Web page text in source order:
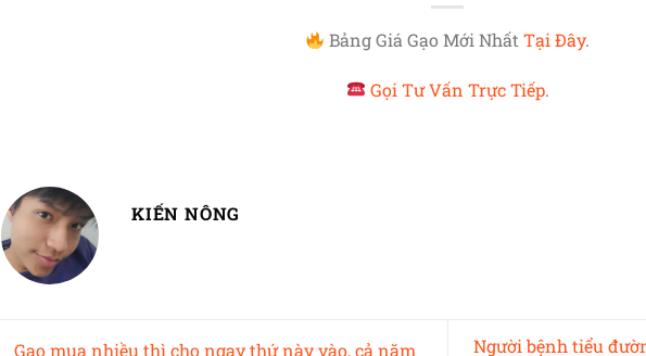
Bảng Giá Gạo Mới NhấtTại Đây.
Gọi Tư Vấn Trực Tiếp.
KIẾN NÔNG
Gạo mua nhiều thì cho ngay thứ này vào, cả năm Người bệnh tiểu